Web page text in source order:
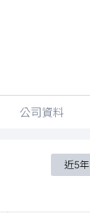
公司資料
近5年